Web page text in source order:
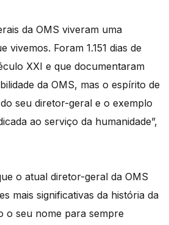
da OMS viveram uma
vivemos. Foram 1.151 dias de
XXI e que documentaram
da OMS, mas o espírito de
seu diretor-geral e o exemplo
ao serviço da humanidade”,
o atual diretor-geral da OMS
mais significativas da história da
o seu nome para sempre